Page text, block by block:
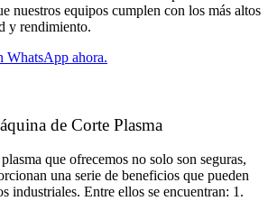
nuestros equipos cumplen con los más altos
y rendimiento.
WhatsApp ahora.
de Corte Plasma
que ofrecemos no solo son seguras,
una serie de beneficios que pueden
industriales. Entre ellos se encuentran: 1.